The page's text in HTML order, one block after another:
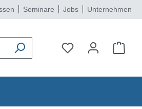
Seminare Jobs Unternehmen